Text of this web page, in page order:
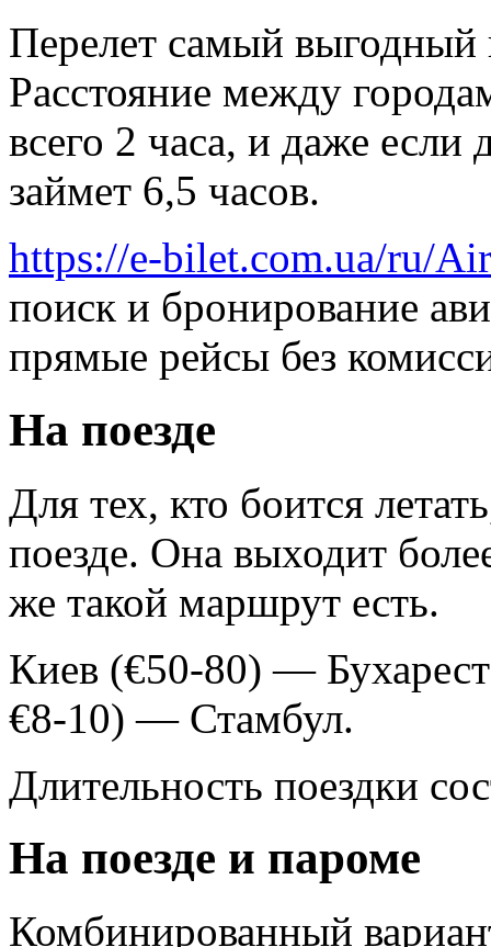
Перелет самый выгодный
Расстояние между
всего 2 часа, и даже если
займет 6,5 часов.
https://e-bilet.com.ua/ru/
поиск и бронирование
прямые рейсы без
На поезде
Для тех, кто боится
поезде. Она выходит
же такой маршрут есть.
Киев (€50-80) —
€8-10) — Стамбул.
Длительность поездки
На поезде и пароме
Комбинированный